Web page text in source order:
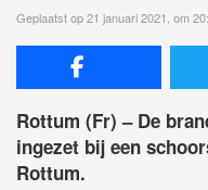
Geplaatst op 21 januari 2021, om
Rottum (Fr) – De
ingezet bij een
Rottum.